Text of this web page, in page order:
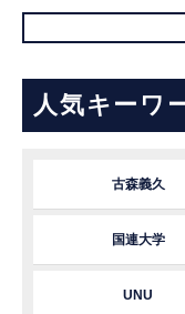
人気キーワ
古森義久
国連大学
UNU